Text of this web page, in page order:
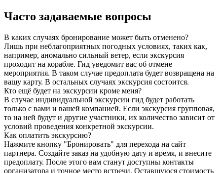
Часто задаваемые вопросы
В каких случаях бронирование может быть отменено?
Лишь при неблагоприятных погодных условиях, таких как,
например, аномально сильный ветер, если экскурсия
проходит на корабле. Гид уведомит вас об отмене
мероприятия. В таком случае предоплата будет возвращена на
вашу карту. В остальных случаях экскурсия состоится.
Кто ещё будет на экскурсии кроме меня?
В случае индивидуальной экскурсии гид будет работать
только с вами и вашей компанией. Если экскурсия групповая,
то на ней будут и другие участники, их количество зависит от
условий проведения конкретной экскурсии.
Как оплатить экскурсию?
Нажмите кнопку "Бронировать" для перехода на сайт
партнера. Создайте заказ на удобную дату и время, и внесите
предоплату. После этого вам станут доступны контакты
организатора и точное место встречи. Оставшуюся стоимость